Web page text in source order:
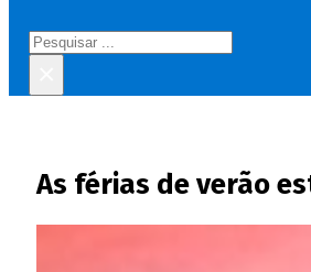
Pesquisar
As férias de verão